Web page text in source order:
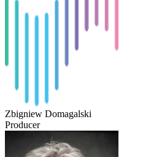
Zbigniew Domagalski
Producer